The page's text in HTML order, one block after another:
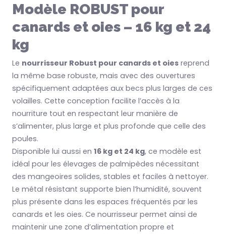
Modèle ROBUST pour
canards et oies – 16 kg et 24
kg
Le nourrisseur Robust pour canards et oies reprend
la même base robuste, mais avec des ouvertures
spécifiquement adaptées aux becs plus larges de ces
volailles. Cette conception facilite l’accès à la
nourriture tout en respectant leur manière de
s’alimenter, plus large et plus profonde que celle des
poules.
Disponible lui aussi en 16 kg et 24 kg, ce modèle est
idéal pour les élevages de palmipèdes nécessitant
des mangeoires solides, stables et faciles à nettoyer.
Le métal résistant supporte bien l’humidité, souvent
plus présente dans les espaces fréquentés par les
canards et les oies. Ce nourrisseur permet ainsi de
maintenir une zone d’alimentation propre et